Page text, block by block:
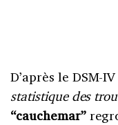
D’après le DSM-
statistique des
“cauchemar”